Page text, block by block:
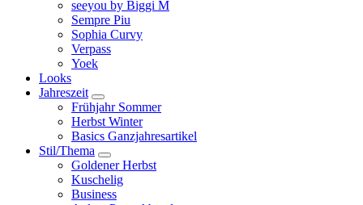
seeyou by Biggi M
Sempre Piu
Sophia Curvy
Verpass
Yoek
Looks
Jahreszeit
Frühjahr Sommer
Herbst Winter
Basics Ganzjahresartikel
Stil/Thema
Goldener Herbst
Kuschelig
Business